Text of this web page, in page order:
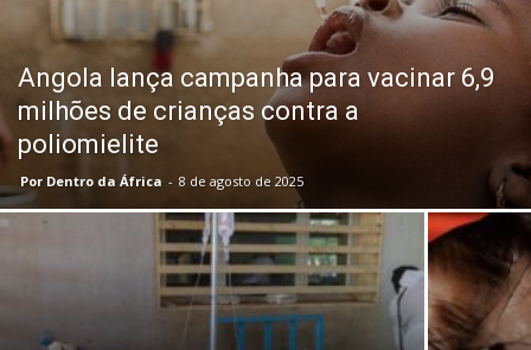
Angola lança campanha para vacinar 6,9
milhões de crianças contra a
poliomielite
Por Dentro da África - 8 de agosto de 2025